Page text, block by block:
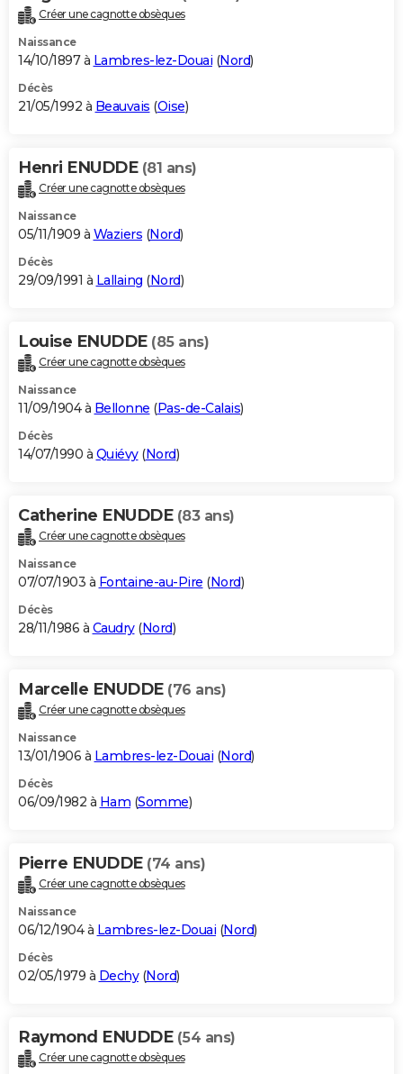
Créer une cagnotte obsèques
Naissance
14/10/1897 à Lambres-lez-Douai (Nord)
Décès
21/05/1992 à Beauvais (Oise)
Henri ENUDDE (81 ans)
Créer une cagnotte obsèques
Naissance
05/11/1909 à Waziers (Nord)
Décès
29/09/1991 à Lallaing (Nord)
Louise ENUDDE (85 ans)
Créer une cagnotte obsèques
Naissance
11/09/1904 à Bellonne (Pas-de-Calais)
Décès
14/07/1990 à Quiévy(Nord)
Catherine ENUDDE (83 ans)
Créer une cagnotte obsèques
Naissance
07/07/1903 à Fontaine-au-Pire (Nord)
Décès
28/11/1986 à Caudry(Nord)
Marcelle ENUDDE (76 ans)
Créer une cagnotte obsèques
Naissance
13/01/1906 à Lambres-lez-Douai (Nord)
Décès
06/09/1982 à Ham (Somme)
Pierre ENUDDE (74 ans)
Créer une cagnotte obsèques
Naissance
06/12/1904 à Lambres-lez-Douai (Nord)
Décès
02/05/1979 à Dechy(Nord)
Raymond ENUDDE (54 ans)
Créer une cagnotte obsèques